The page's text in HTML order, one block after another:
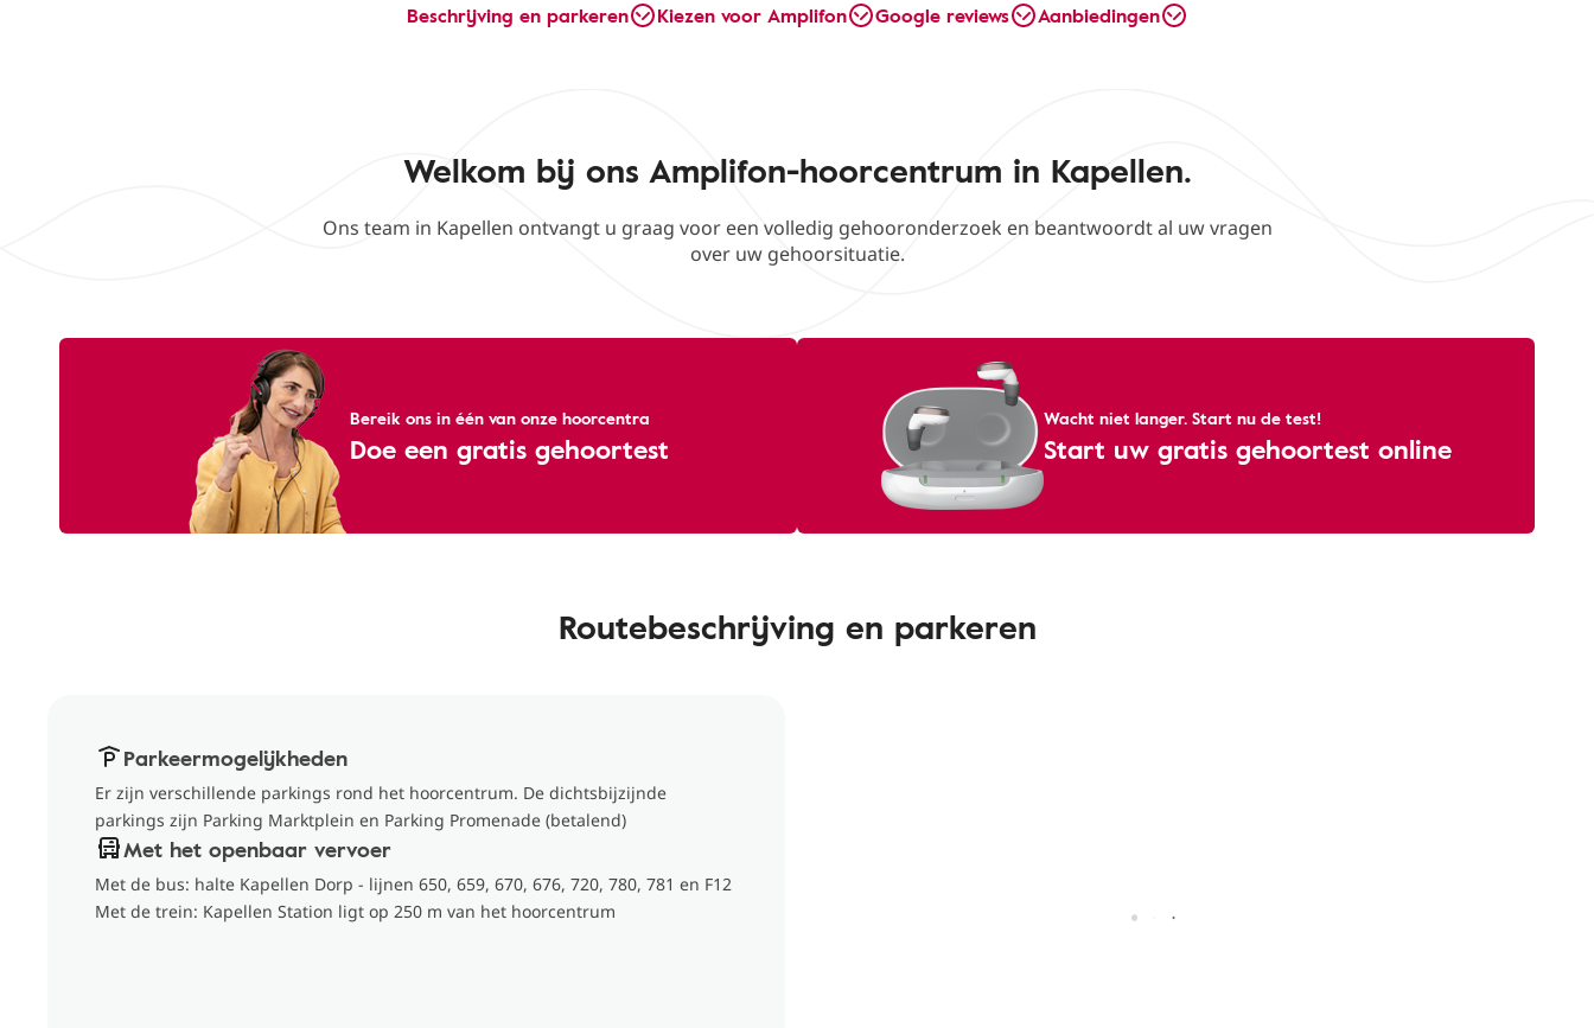
Beschrijving en parkeren Kiezen voor Amplifon Google reviews Aanbiedingen
Welkom bij ons Amplifon-hoorcentrum in Kapellen.
Ons team in Kapellen ontvangt u graag voor een volledig gehooronderzoek en beantwoordt al uw vragen
over uw gehoorsituatie.
Bereik ons ​​in één van onze hoorcentra
Doe een gratis gehoortest
Wacht niet langer. Start nu de test!
Start uw gratis gehoortest online
Routebeschrijving en parkeren
Parkeermogelijkheden
Er zijn verschillende parkings rond het hoorcentrum. De dichtsbijzijnde
parkings zijn Parking Marktplein en Parking Promenade (betalend)
Met het openbaar vervoer
Met de bus: halte Kapellen Dorp - lijnen 650, 659, 670, 676, 720, 780, 781 en F12
Met de trein: Kapellen Station ligt op 250 m van het hoorcentrum